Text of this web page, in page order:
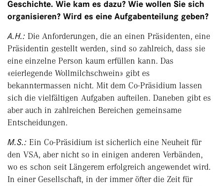
Geschichte. Wie kam es dazu? Wie wollen Sie sich
organisieren? Wird es eine Aufgabenteilung geben?
A.H.: Die Anforderungen, die an einen Präsidenten, eine
Präsidentin gestellt werden, sind so zahlreich, dass sie
eine einzelne Person kaum erfüllen kann. Das
«eierlegende Wollmilchschwein» gibt es
bekanntermassen nicht. Mit dem Co-Präsidium lassen
sich die vielfältigen Aufgaben aufteilen. Daneben gibt es
aber auch in zahlreichen Bereichen gemeinsame
Entscheidungen.
M.S.: Ein Co-Präsidium ist sicherlich eine Neuheit für
den VSA, aber nicht so in einigen anderen Verbänden,
wo es schon seit Längerem erfolgreich angewendet wird.
In einer Gesellschaft, in der immer öfter die Zeit für